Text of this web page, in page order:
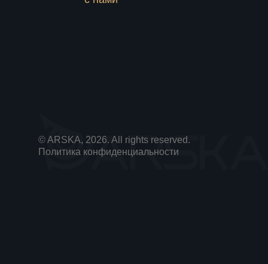
© ARSKA, 2026. All rights reserved.
Политика конфиденциальности